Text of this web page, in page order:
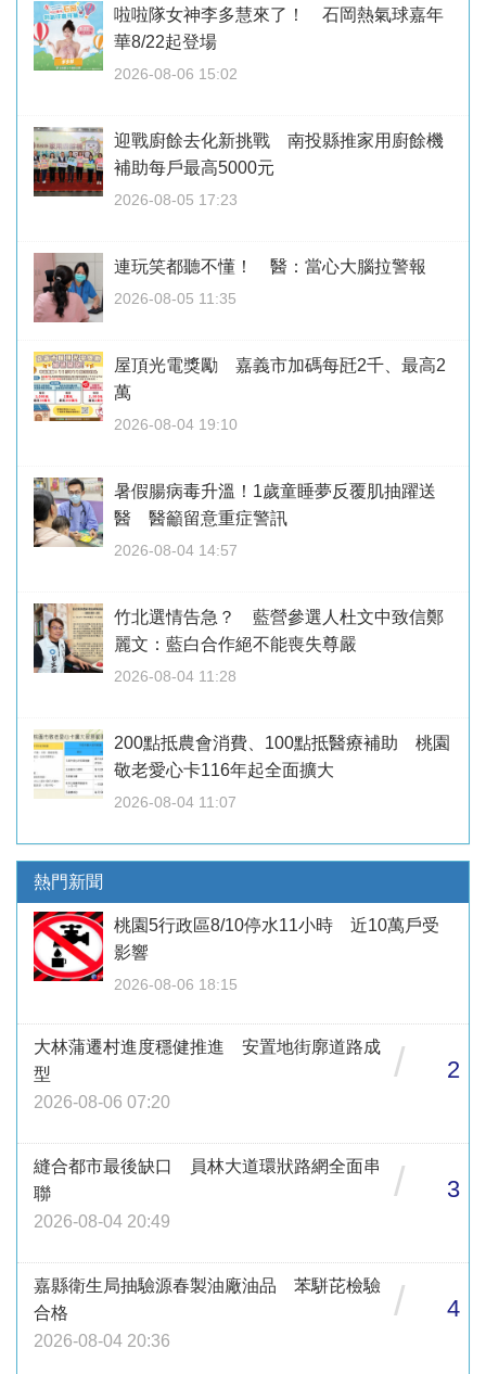
啦啦隊女神李多慧來了！ 石岡熱氣球嘉年
華8/22起登場
2026-08-06 15:02
迎戰廚餘去化新挑戰 南投縣推家用廚餘機
補助每戶最高5000元
2026-08-05 17:23
連玩笑都聽不懂！ 醫：當心大腦拉警報
2026-08-05 11:35
屋頂光電獎勵 嘉義市加碼每瓩2千、最高2
萬
2026-08-04 19:10
暑假腸病毒升溫！1歲童睡夢反覆肌抽躍送
醫 醫籲留意重症警訊
2026-08-04 14:57
竹北選情告急？ 藍營參選人杜文中致信鄭
麗文：藍白合作絕不能喪失尊嚴
2026-08-04 11:28
200點抵農會消費、100點抵醫療補助 桃園
敬老愛心卡116年起全面擴大
2026-08-04 11:07
熱門新聞
桃園5行政區8/10停水11小時 近10萬戶受
影響
2026-08-06 18:15
大林蒲遷村進度穩健推進 安置地街廓道路成
型
2026-08-06 07:20
/ 2
縫合都市最後缺口 員林大道環狀路網全面串
聯
2026-08-04 20:49
/ 3
嘉縣衛生局抽驗源春製油廠油品 苯駢芘檢驗
合格
2026-08-04 20:36
/ 4